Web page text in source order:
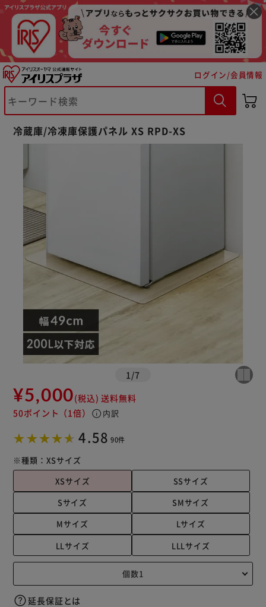
ログイン/会員情報
冷蔵庫/冷凍庫保護パネル XS RPD-XS
1 /7
¥5,000(税込) 送料無料
50ポイント （1倍） info 内訳
4.58 90件
※種類： XSサイズ
XSサイズ
SSサイズ
Sサイズ
SMサイズ
Mサイズ
Lサイズ
LLサイズ
LLLサイズ
延長保証とは
※ご確認ください